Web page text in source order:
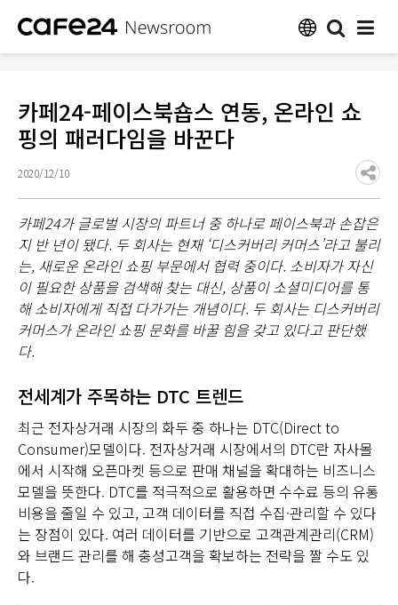
카페24-페이스북숍스 연동, 온라인 쇼
핑의 패러다임을 바꾼다
2020/12/10
카페24가 글로벌 시장의 파트너 중 하나로 페이스북과 손잡은
지 반 년이 됐다. 두 회사는 현재 ‘디스커버리 커머스’라고 불리
는, 새로운 온라인 쇼핑 부문에서 협력 중이다. 소비자가 자신
이 필요한 상품을 검색해 찾는 대신, 상품이 소셜미디어를 통
해 소비자에게 직접 다가가는 개념이다. 두 회사는 디스커버리
커머스가 온라인 쇼핑 문화를 바꿀 힘을 갖고 있다고 판단했
다.
전세계가 주목하는 DTC 트렌드
최근 전자상거래 시장의 화두 중 하나는 DTC(Direct to
Consumer)모델이다. 전자상거래 시장에서의 DTC란 자사몰
에서 시작해 오픈마켓 등으로 판매 채널을 확대하는 비즈니스
모델을 뜻한다. DTC를 적극적으로 활용하면 수수료 등의 유통
비용을 줄일 수 있고, 고객 데이터를 직접 수집·관리할 수 있다
는 장점이 있다. 여러 데이터를 기반으로 고객관계관리(CRM)
와 브랜드 관리를 해 충성고객을 확보하는 전략을 짤 수도 있
다.